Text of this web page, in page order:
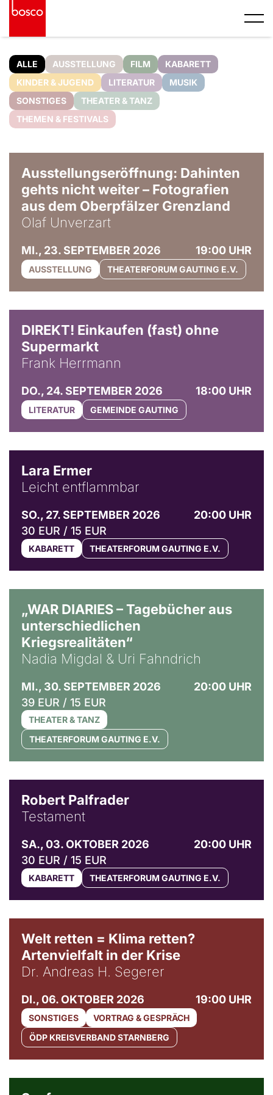
ALLE AUSSTELLUNG FILM
KABARETT
KINDER & JUGEND
LITERATUR
MUSIK
SONSTIGES
THEATER & TANZ
THEMEN & FESTIVALS
Ausstellungseröffnung: Dahinten
gehts nicht weiter – Fotografien
aus dem Oberpfälzer Grenzland
Olaf Unverzart
MI., 23. SEPTEMBER 2026 19:00 UHR
AUSSTELLUNG THEATERFORUM GAUTING E.V.
DIREKT! Einkaufen (fast) ohne
Supermarkt
Frank Herrmann
DO., 24. SEPTEMBER 2026 18:00 UHR
LITERATUR GEMEINDE GAUTING
Lara Ermer
Leicht entflammbar
SO., 27. SEPTEMBER 2026
20:00 UHR
30 EUR / 15 EUR
KABARETT THEATERFORUM GAUTING E.V.
„WAR DIARIES – Tagebücher aus
unterschiedlichen
Kriegsrealitäten“
Nadia Migdal & Uri Fahndrich
MI., 30. SEPTEMBER 2026
20:00 UHR
39 EUR / 15 EUR
THEATER & TANZ
THEATERFORUM GAUTING E.V.
Robert Palfrader
Testament
SA., 03. OKTOBER 2026
20:00 UHR
30 EUR / 15 EUR
KABARETT THEATERFORUM GAUTING E.V.
Welt retten = Klima retten?
Artenvielfalt in der Krise
Dr. Andreas H. Segerer
DI., 06. OKTOBER 2026 19:00 UHR
SONSTIGES
VORTRAG & GESPRÄCH
ÖDP KREISVERBAND STARNBERG